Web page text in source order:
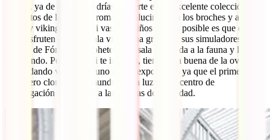
Luego, ya de bajada, podrías perderte en su excelente colección de
artefactos de la Escocia romana o alucinar con los broches y armas
celtas y vikingas. Pero si vas con niños lo más posible es que donde
más disfruten sea en el ala victoriana gracias a sus simuladores de
coches de Fórmula 1, cohetes y su sala dedicada a la fauna y la flora
del mundo. Por cierto, si te interesa, tienen a la buena de la oveja
Dolly dando vueltas en uno de los expositores ya que el primer
mamífero clonado del mundo vio la luz en un centro de
investigación en Roslin, a las afueras de la ciudad.